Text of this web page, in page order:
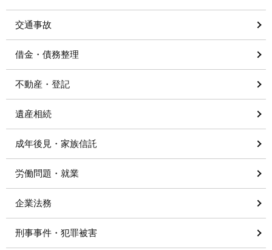
交通事故
借金・債務整理
不動産・登記
遺産相続
成年後見・家族信託
労働問題・就業
企業法務
刑事事件・犯罪被害